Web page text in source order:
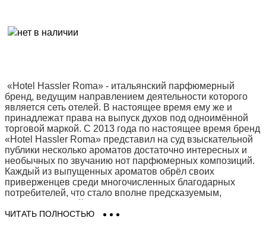
«Hotel Hassler Roma» - итальянский парфюмерный
бренд, ведущим направлением деятельности которого
является сеть отелей. В настоящее время ему же и
принадлежат права на выпуск духов под одноимённой
торговой маркой. С 2013 года по настоящее время бренд
«Hotel Hassler Roma» представил на суд взыскательной
публики несколько ароматов достаточно интересных и
необычных по звучанию нот парфюмерных композиций.
Каждый из выпущенных ароматов обрёл своих
приверженцев среди многочисленных благодарных
потребителей, что стало вполне предсказуемым,
тесно сотрудничали одни из самых ярких и креативных
ЧИТАТЬ ПОЛНОСТЬЮ